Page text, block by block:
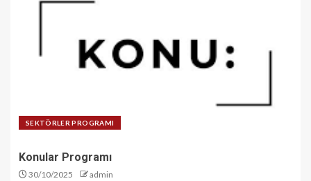
SEKTÖRLER PROGRAMI
Konular Programı
30/10/2025 admin